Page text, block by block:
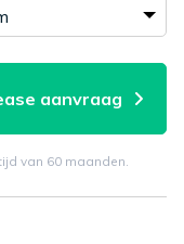
aanvraag
van 60 maanden.